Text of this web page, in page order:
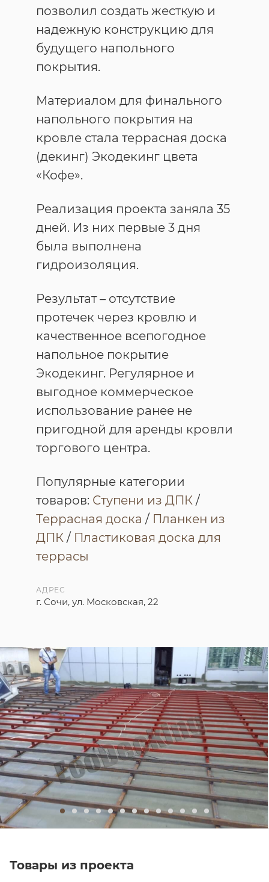
позволил создать жесткую и
надежную конструкцию для
будущего напольного
покрытия.
Материалом для финального
напольного покрытия на
кровле стала террасная доска
(декинг) Экодекинг цвета
«Кофе».
Реализация проекта заняла 35
дней. Из них первые 3 дня
была выполнена
гидроизоляция.
Результат – отсутствие
протечек через кровлю и
качественное всепогодное
напольное покрытие
Экодекинг. Регулярное и
выгодное коммерческое
использование ранее не
пригодной для аренды кровли
торгового центра.
Популярные категории
товаров: Ступени из ДПК /
Террасная доска / Планкен из
ДПК / Пластиковая доска для
террасы
АДРЕС
г. Сочи, ул. Московская, 22
Товары из проекта